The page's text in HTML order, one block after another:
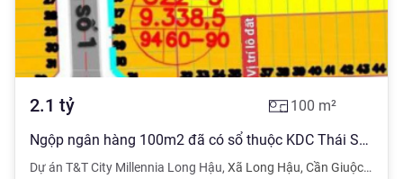
2.1 tỷ 100 m²
Ngộp ngân hàng 100m2 đã có sổ thuộc KDC Thái Sơn trên đường số 12 giá mềm 21tr/m2 hỗ trợ vay bank
Dự án T&T City Millennia Long Hậu, Xã Long Hậu, Cần Giuộc,Long